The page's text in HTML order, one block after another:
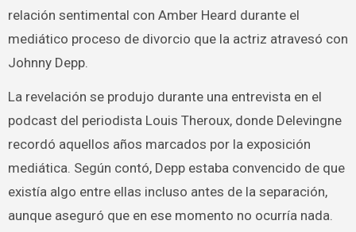
relación sentimental con Amber Heard durante el
mediático proceso de divorcio que la actriz atravesó con
Johnny Depp.
La revelación se produjo durante una entrevista en el
podcast del periodista Louis Theroux, donde Delevingne
recordó aquellos años marcados por la exposición
mediática. Según contó, Depp estaba convencido de que
existía algo entre ellas incluso antes de la separación,
aunque aseguró que en ese momento no ocurría nada.